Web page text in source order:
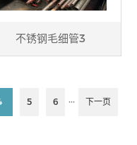
不锈钢毛细管3
5 6 ··· 下一页